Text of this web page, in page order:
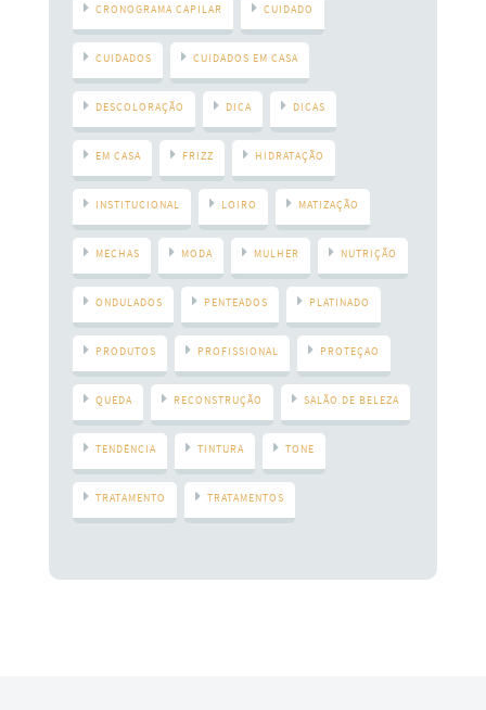
CRONOGRAMA CAPILAR CUIDADO
CUIDADOS CUIDADOS EM CASA
DESCOLORAÇÃO DICA DICAS
EM CASA FRIZZ HIDRATAÇÃO
INSTITUCIONAL LOIRO MATIZAÇÃO
MECHAS MODA MULHER NUTRIÇÃO
ONDULADOS PENTEADOS PLATINADO
PRODUTOS PROFISSIONAL PROTEÇAO
QUEDA RECONSTRUÇÃO SALÃO DE BELEZA
TENDÊNCIA TINTURA TONE
TRATAMENTO TRATAMENTOS